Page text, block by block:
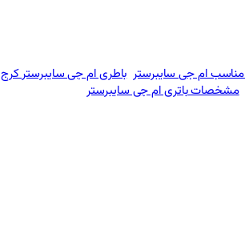
مناسب ام جی سایبرستر باطری ام جی سایبرستر کرج
مشخصات باتری ام جی سایبرستر